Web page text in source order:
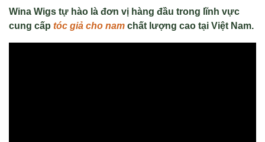
Wina Wigs tự hào là đơn vị hàng đầu trong lĩnh vực
cung cấp tóc giả cho nam chất lượng cao tại Việt Nam.